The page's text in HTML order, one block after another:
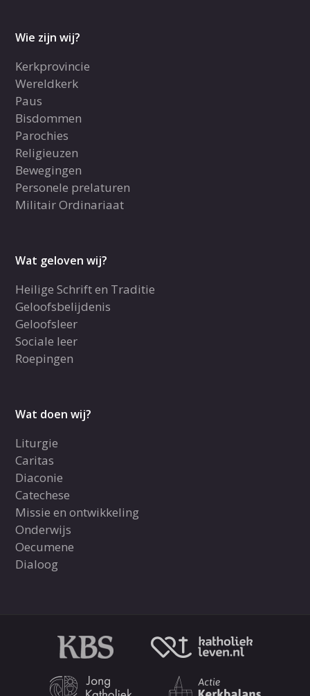
Wie zijn wij?
Kerkprovincie
Wereldkerk
Paus
Bisdommen
Parochies
Religieuzen
Bewegingen
Personele prelaturen
Militair Ordinariaat
Wat geloven wij?
Heilige Schrift en Traditie
Geloofsbelijdenis
Geloofsleer
Sociale leer
Roepingen
Wat doen wij?
Liturgie
Caritas
Diaconie
Catechese
Missie en ontwikkeling
Onderwijs
Oecumene
Dialoog